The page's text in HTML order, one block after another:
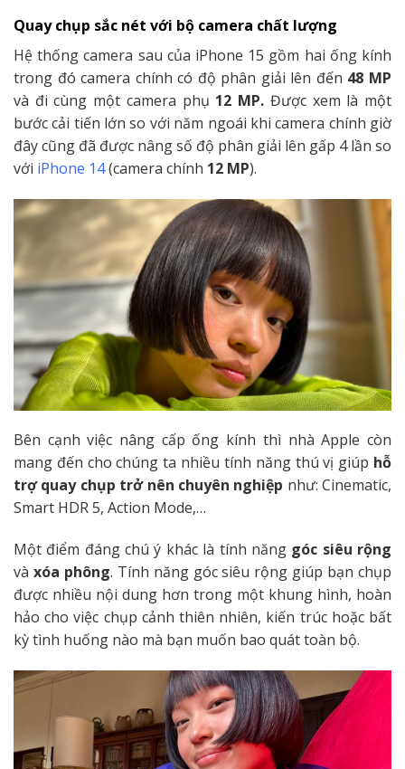
Quay chụp sắc nét với bộ camera chất lượng
Hệ thống camera sau của iPhone 15 gồm hai ống kính
trong đó camera chính có độ phân giải lên đến 48 MP
và đi cùng một camera phụ 12 MP. Được xem là một
bước cải tiến lớn so với năm ngoái khi camera chính giờ
đây cũng đã được nâng số độ phân giải lên gấp 4 lần so
với iPhone 14(camera chính 12 MP).
Bên cạnh việc nâng cấp ống kính thì nhà Apple còn
mang đến cho chúng ta nhiều tính năng thú vị giúp hỗ
trợ quay chụp trở nên chuyên nghiệp như: Cinematic,
Smart HDR 5, Action Mode,…
Một điểm đáng chú ý khác là tính năng góc siêu rộng
và xóa phông. Tính năng góc siêu rộng giúp bạn chụp
được nhiều nội dung hơn trong một khung hình, hoàn
hảo cho việc chụp cảnh thiên nhiên, kiến trúc hoặc bất
kỳ tình huống nào mà bạn muốn bao quát toàn bộ.